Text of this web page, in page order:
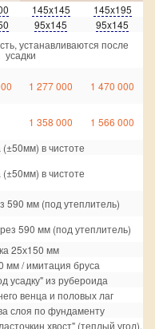
145x145 145x195
95x145 95x145
устанавливаются после
усадки
1 277 000 1 470 000
1 358 000 1 566 000
в чистоте
в чистоте
590 мм (под утеплитель)
590 мм (под утеплитель)
25х150 мм
мм / имитация бруса
усадку" из рубероида
венца и половых лаг
слоя по фундаменту
хвост" (теплый угол),